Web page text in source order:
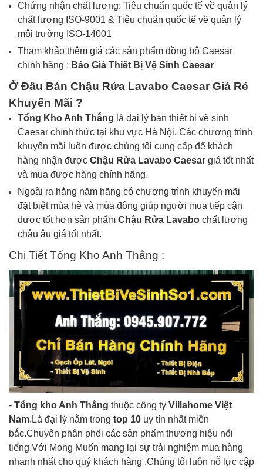
Chứng nhận chất lượng: Tiêu chuẩn quốc tế về quản lý
chất lượng ISO-9001 & Tiêu chuẩn quốc tế về quản lý
môi trường ISO-14001
Tham khảo thêm giá các sản phẩm đồng bộ Caesar
chính hãng : Báo Giá Thiết Bị Vệ Sinh Caesar
Ở Đâu Bán Chậu Rửa Lavabo Caesar Giá Rẻ
Khuyến Mãi ?
Tổng Kho Anh Thắng là đại lý bán thiết bị vệ sinh
Caesar chính thức tại khu vực Hà Nội. Các chương trình
khuyến mãi luôn được chúng tôi cung cấp để khách
hàng nhận được Chậu Rửa Lavabo Caesar giá tốt nhất
và mua được hàng chính hãng.
Ngoài ra hằng năm hãng có chương trình khuyến mãi
đặt biệt mùa hè và mùa đông giúp người mua tiếp cận
được tốt hơn sản phẩm Chậu Rửa Lavabo chất lượng
châu âu giá tốt nhất.
Chi Tiết Tổng Kho Anh Thắng :
- Tổng kho Anh Thắng thuộc công ty Villahome Việt
Nam.Là đại lý nằm trong top 10 uy tín nhất miền
bắc.Chuyên phân phối các sản phẩm thương hiệu nổi
tiếng.Với Mong Muốn mang lại sự trải nghiệm mua hàng
nhanh nhất cho quý khách hàng .Chúng tôi luôn nỗ lực cập